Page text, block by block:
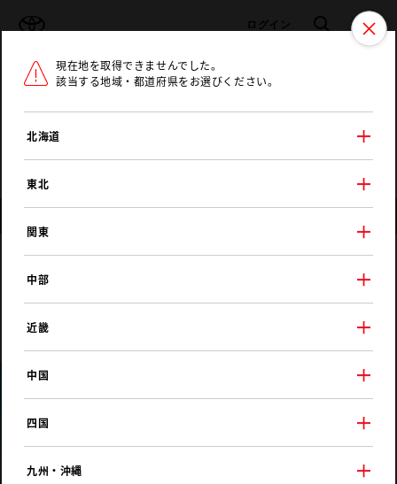
ログイン 検索 メニュ
ラインアップ オーナーサポート
現在地を取得できませんでした。
該当する地域・都道府県をお選びください。
北海道
東北
関東
中部
近畿
中国
四国
九州・沖縄
トヨタ認定中古車 メニュー
愛知トヨタ
鳥居松店